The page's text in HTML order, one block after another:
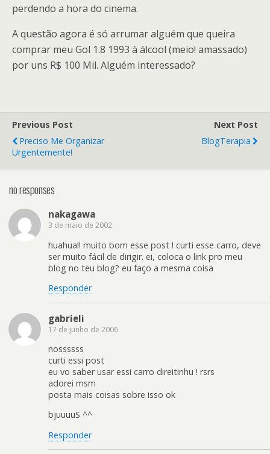
perdendo a hora do cinema.
A questão agora é só arrumar alguém que queira
comprar meu Gol 1.8 1993 à álcool (meio! amassado)
por uns R$ 100 Mil. Alguém interessado?
Previous Post
Preciso Me Organizar
Urgentemente!
Next Post
BlogTerapia
no responses
nakagawa
3 de maio de 2002
huahua!! muito bom esse post ! curti esse carro, deve
ser muito fácil de dirigir. ei, coloca o link pro meu
blog no teu blog? eu faço a mesma coisa
Responder
gabrieli
17 de junho de 2006
nossssss
curti essi post
eu vo saber usar essi carro direitinhu ! rsrs
adorei msm
posta mais coisas sobre isso ok
bjuuuuS ^^
Responder